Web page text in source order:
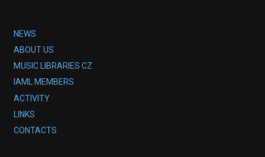
NEWS
ABOUT US
MUSIC LIBRARIES CZ
IAML MEMBERS
ACTIVITY
LINKS
CONTACTS